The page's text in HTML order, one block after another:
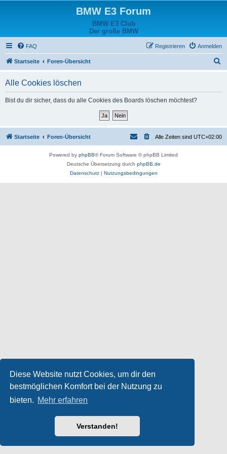
Diese Website nutzt Cookies, um dir den
bestmöglichen Komfort bei der Nutzung zu
bieten. Mehr erfahren
Verstanden!
BMW E3 Forum
BMW E3 Club
Der große BMW
FAQ Anmelden
Registrieren
Startseite Foren-Übersicht
Alle Cookies löschen
Bist du dir sicher, dass du alle Cookies des Boards löschen möchtest?
Startseite Foren-Übersicht Alle Zeiten sind UTC+02:00
Powered by phpBB® Forum Software © phpBB Limited
Deutsche Übersetzung durch phpBB.de
Datenschutz| Nutzungsbedingungen